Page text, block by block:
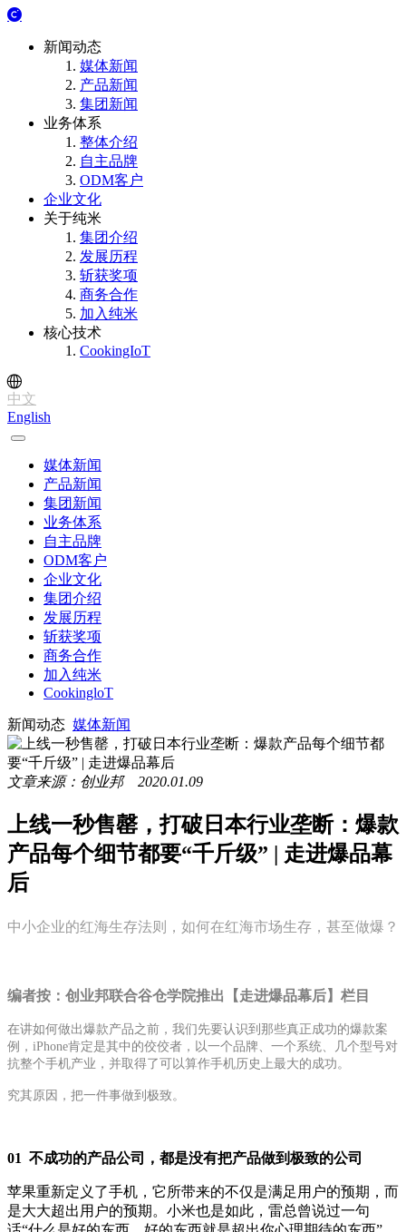
新闻动态
媒体新闻
产品新闻
集团新闻
业务体系
整体介绍
自主品牌
ODM客户
企业文化
关于纯米
集团介绍
发展历程
斩获奖项
商务合作
加入纯米
核心技术
CookingIoT
中文
English
媒体新闻
产品新闻
集团新闻
业务体系
自主品牌
ODM客户
企业文化
集团介绍
发展历程
斩获奖项
商务合作
加入纯米
CookingloT
新闻动态 媒体新闻
文章来源：创业邦 2020.01.09
上线一秒售罄，打破日本行业垄断：爆款
产品每个细节都要“千斤级” | 走进爆品幕
后
中小企业的红海生存法则，如何在红海市场生存，甚至做爆？
编者按：创业邦联合谷仓学院推出【走进爆品幕后】栏目
在讲如何做出爆款产品之前，我们先要认识到那些真正成功的爆款案
例，iPhone肯定是其中的佼佼者，以一个品牌、一个系统、几个型号对
抗整个手机产业，并取得了可以算作手机历史上最大的成功。
究其原因，把一件事做到极致。
01 不成功的产品公司，都是没有把产品做到极致的公司
苹果重新定义了手机，它所带来的不仅是满足用户的预期，而
是大大超出用户的预期。小米也是如此，雷总曾说过一句